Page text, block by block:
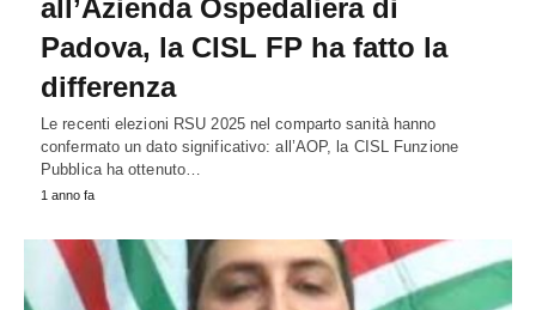
all’Azienda Ospedaliera di
Padova, la CISL FP ha fatto la
differenza
Le recenti elezioni RSU 2025 nel comparto sanità hanno
confermato un dato significativo: all’AOP, la CISL Funzione
Pubblica ha ottenuto…
1 anno fa